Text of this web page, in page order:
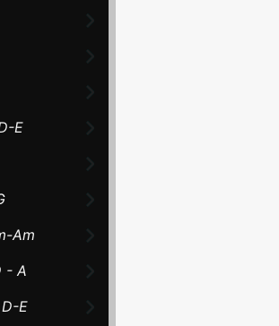
E
Am
- A
D-E